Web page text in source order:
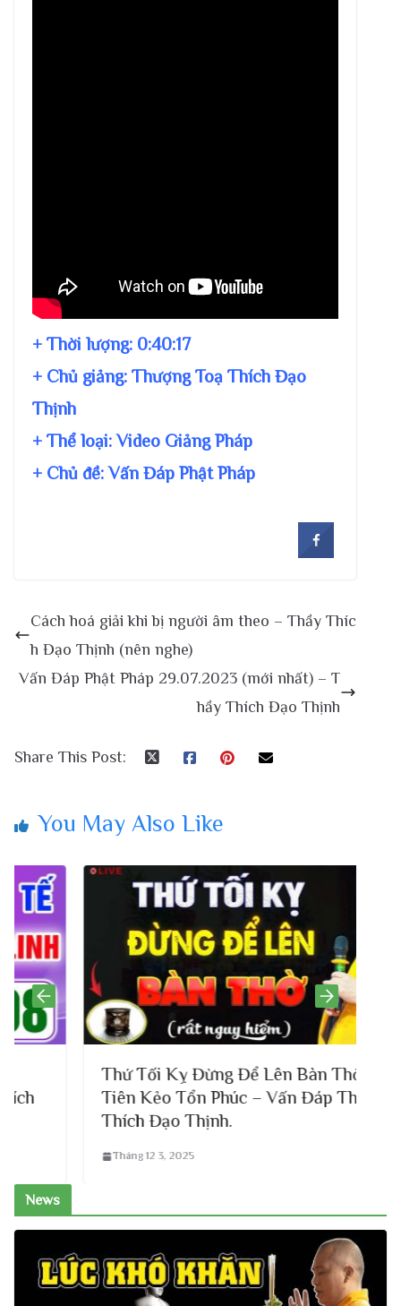
+ Thời lượng: 0:40:17
+ Chủ giảng: Thượng Toạ Thích Đạo
Thịnh
+ Thể loại: Video Giảng Pháp
+ Chủ đề:Vấn Đáp Phật Pháp
Cách hoá giải khi bị người âm theo – Thầy Thíc
h Đạo Thịnh (nên nghe)
Vấn Đáp Phật Pháp 29.07.2023 (mới nhất) – T
hầy Thích Đạo Thịnh
Share This Post:
You May Also Like
Thứ Tối Kỵ Đừng Để Lên Bàn Thờ Tổ
Tiên Kẻo Tổn Phúc – Vấn Đáp Thầy
Thích Đạo Thịnh.
Tháng 12 3, 2025
News